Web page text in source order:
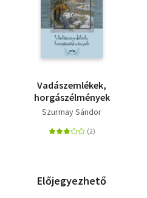
Vadászemlékek,
horgászélmények
Szurmay Sándor
Előjegyezhető